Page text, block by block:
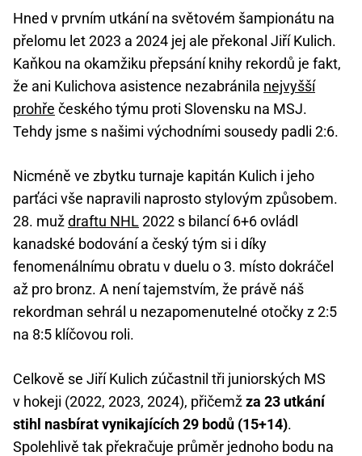
Hned v prvním utkání na světovém šampionátu na
přelomu let 2023 a 2024 jej ale překonal Jiří Kulich.
Kaňkou na okamžiku přepsání knihy rekordů je fakt,
že ani Kulichova asistence nezabránila nejvyšší
prohře českého týmu proti Slovensku na MSJ.
Tehdy jsme s našimi východními sousedy padli 2:6.
Nicméně ve zbytku turnaje kapitán Kulich i jeho
parťáci vše napravili naprosto stylovým způsobem.
28. muždraftu NHL2022 s bilancí 6+6 ovládl
kanadské bodování a český tým si i díky
fenomenálnímu obratu v duelu o 3. místo dokráčel
až pro bronz. A není tajemstvím, že právě náš
rekordman sehrál u nezapomenutelné otočky z 2:5
na 8:5 klíčovou roli.
Celkově se Jiří Kulich zúčastnil tři juniorských MS
v hokeji (2022, 2023, 2024), přičemžza 23 utkání
stihl nasbírat vynikajících 29 bodů (15+14).
Spolehlivě tak překračuje průměr jednoho bodu na